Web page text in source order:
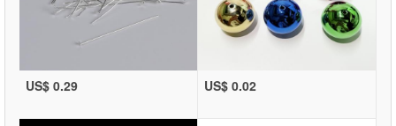
US$ 0.29 US$ 0.02